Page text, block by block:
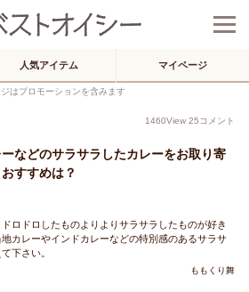
人気アイテム マイページ
はプロモーションを含みます
1460View 25コメント
などのサラサラしたカレーをお取り寄
すすめは？
ロドロしたものよりよりサラサラしたものが好き
カレーやインドカレーなどの特別感のあるサラサ
下さい。
ももくり舞